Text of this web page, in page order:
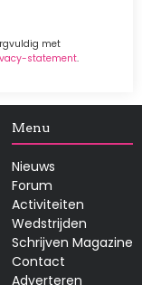
met
statement.
Menu
Nieuws
Forum
Activiteiten
Wedstrijden
Schrijven Magazine
Contact
Adverteren